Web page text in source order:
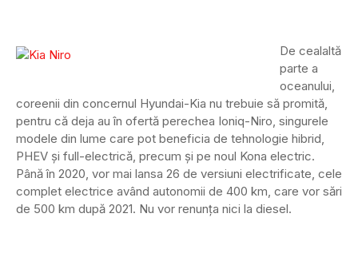
De cealaltă
parte a
oceanului,
coreenii din concernul Hyundai-Kia nu trebuie să promită,
pentru că deja au în ofertă perechea Ioniq-Niro, singurele
modele din lume care pot beneficia de tehnologie hibrid,
PHEV și full-electrică, precum și pe noul Kona electric.
Până în 2020, vor mai lansa 26 de versiuni electrificate, cele
complet electrice având autonomii de 400 km, care vor sări
de 500 km după 2021. Nu vor renunța nici la diesel.